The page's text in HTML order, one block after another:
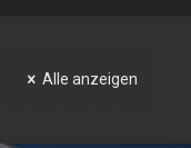
Alle anzeigen